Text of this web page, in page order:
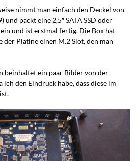
nimmt man einfach den Deckel von
und packt eine 2,5″ SATA SSD oder
und ist erstmal fertig. Die Box hat
der Platine einen M.2 Slot, den man
beinhaltet ein paar Bilder von der
ich den Eindruck habe, dass diese im